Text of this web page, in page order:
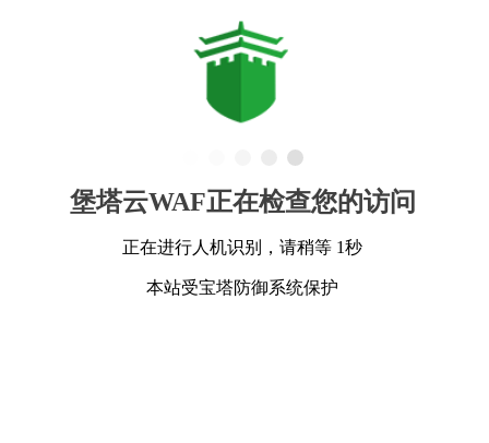
堡塔云WAF正在检查您的访问
正在进行人机识别，请稍等 1秒
本站受宝塔防御系统保护